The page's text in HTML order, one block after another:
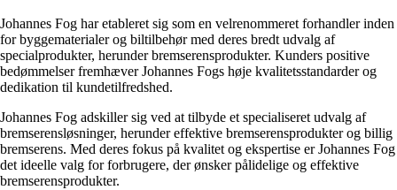
Johannes Fog har etableret sig som en velrenommeret forhandler inden
for byggematerialer og biltilbehør med deres bredt udvalg af
specialprodukter, herunder bremserensprodukter. Kunders positive
bedømmelser fremhæver Johannes Fogs høje kvalitetsstandarder og
dedikation til kundetilfredshed.
Johannes Fog adskiller sig ved at tilbyde et specialiseret udvalg af
bremserensløsninger, herunder effektive bremserensprodukter og billig
bremserens. Med deres fokus på kvalitet og ekspertise er Johannes Fog
det ideelle valg for forbrugere, der ønsker pålidelige og effektive
bremserensprodukter.